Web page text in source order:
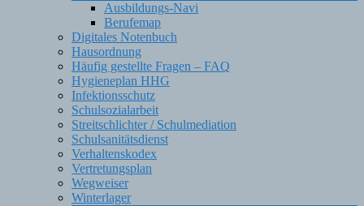
Ausbildungs-Navi
Berufemap
Digitales Notenbuch
Hausordnung
Häufig gestellte Fragen – FAQ
Hygieneplan HHG
Infektionsschutz
Schulsozialarbeit
Streitschlichter / Schulmediation
Schulsanitätsdienst
Verhaltenskodex
Vertretungsplan
Wegweiser
Winterlager